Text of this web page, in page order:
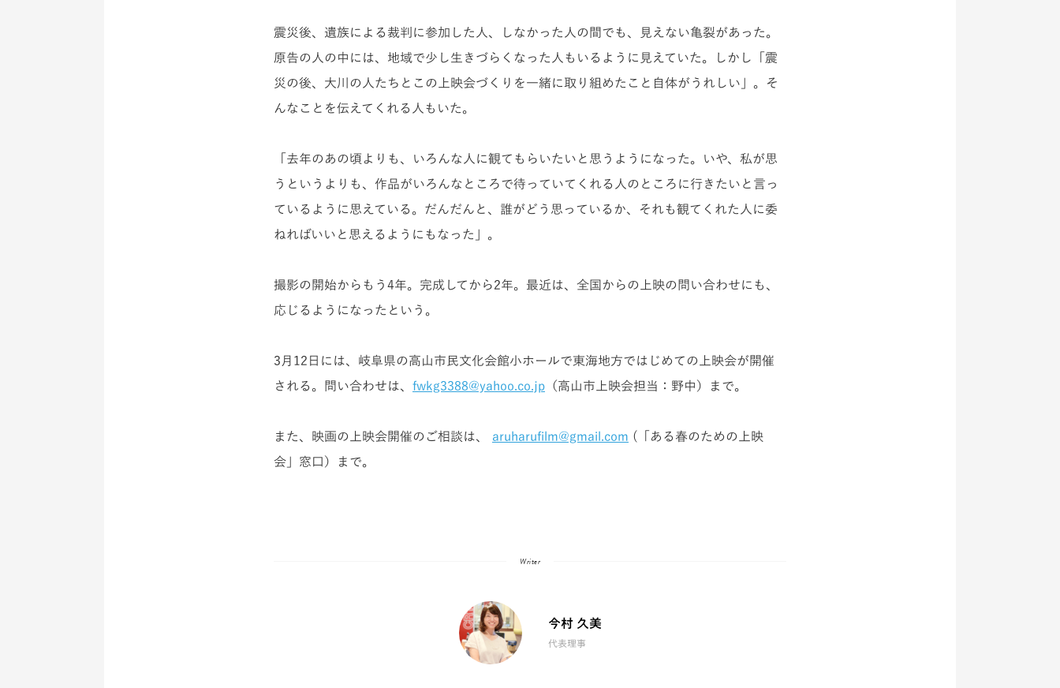
震災後、遺族による裁判に参加した人、しなかった人の間でも、見えない亀裂があった。
原告の人の中には、地域で少し生きづらくなった人もいるように見えていた。しかし「震
災の後、大川の人たちとこの上映会づくりを一緒に取り組めたこと自体がうれしい」。そ
んなことを伝えてくれる人もいた。
「去年のあの頃よりも、いろんな人に観てもらいたいと思うようになった。いや、私が思
うというよりも、作品がいろんなところで待っていてくれる人のところに行きたいと言っ
ているように思えている。だんだんと、誰がどう思っているか、それも観てくれた人に委
ねればいいと思えるようにもなった」。
撮影の開始からもう4年。完成してから2年。最近は、全国からの上映の問い合わせにも、
応じるようになったという。
3月12日には、岐阜県の高山市民文化会館小ホールで東海地方ではじめての上映会が開催
される。問い合わせは、 fwkg3388@yahoo.co.jp （高山市上映会担当：野中）まで。
また、映画の上映会開催のご相談は、 aruharufilm@gmail.com (「ある春のための上映
会」窓口）まで。
Writer
今村 久美
代表理事